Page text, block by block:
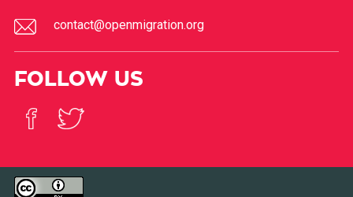
contact@openmigration.org
FOLLOW US